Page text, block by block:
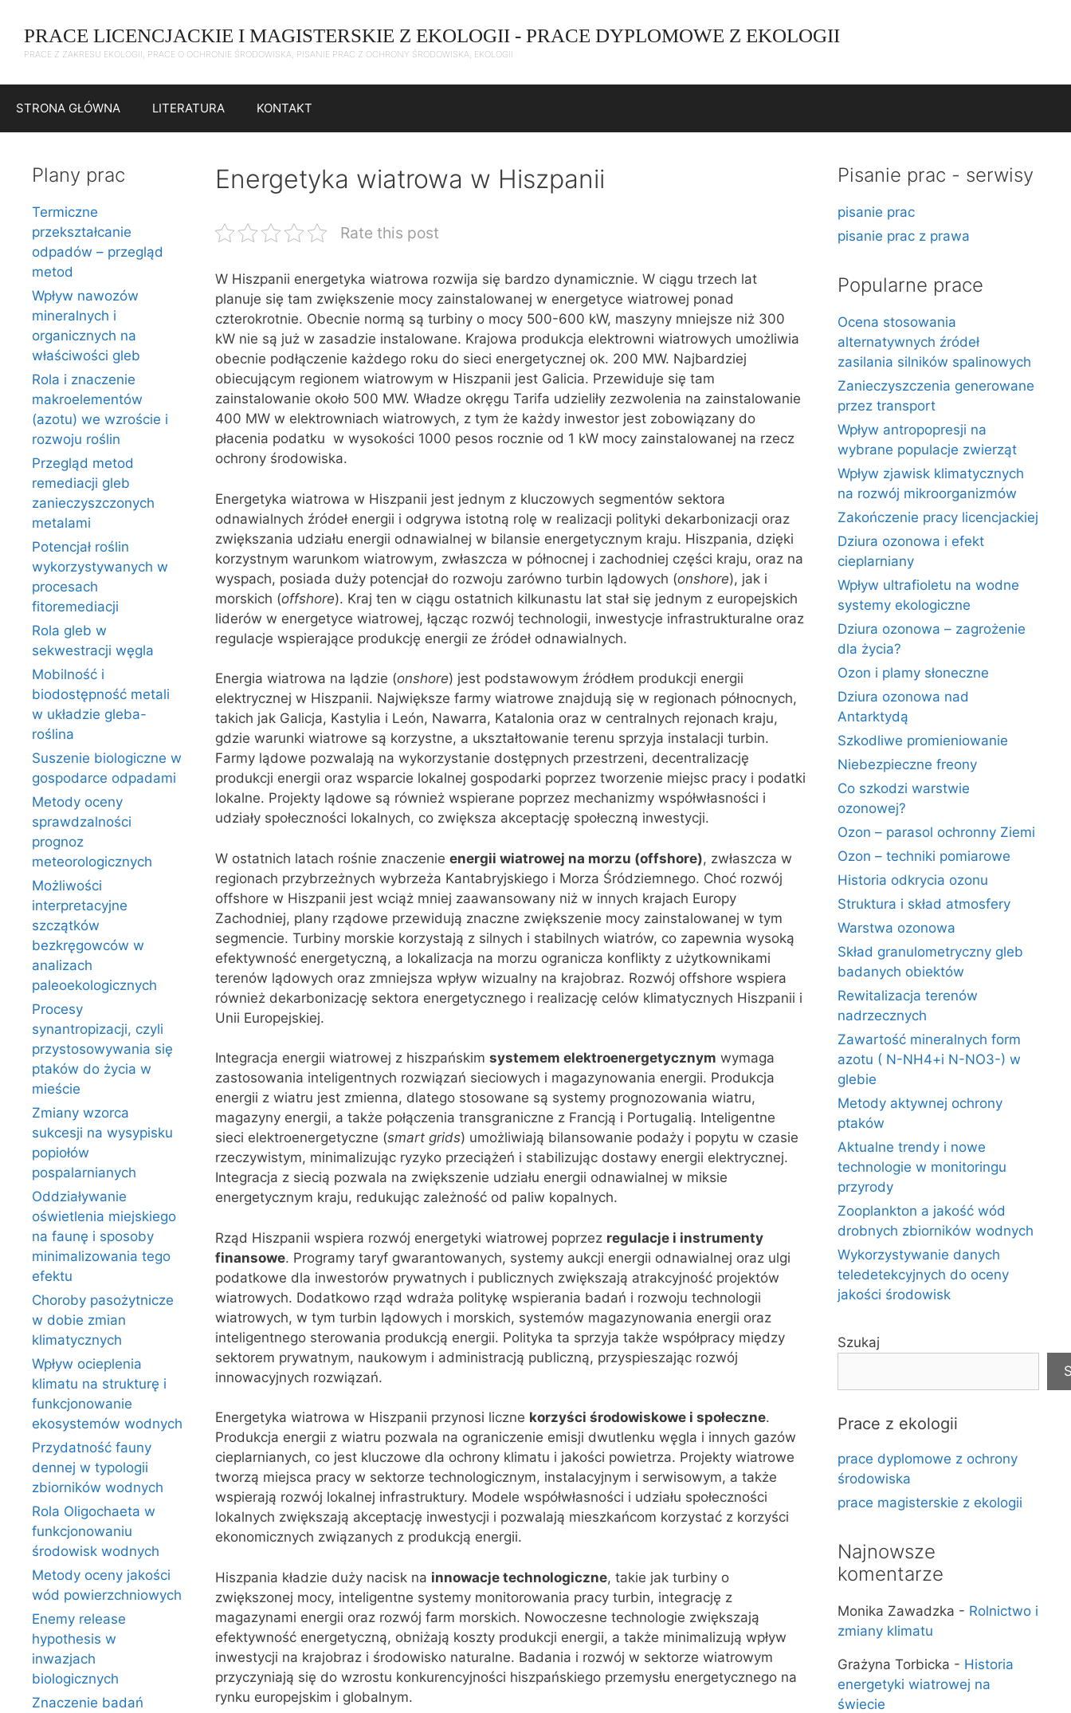
treści
PRACE LICENCJACKIE I MAGISTERSKIE Z EKOLOGII - PRACE DYPLOMOWE Z EKOLOGII
PRACE Z ZAKRESU EKOLOGII, PRACE O OCHRONIE ŚRODOWISKA, PISANIE PRAC Z OCHRONY ŚRODOWISKA, EKOLOGII
STRONA GŁÓWNA LITERATURA KONTAKT
Energetyka wiatrowa w Hiszpanii
Rate this post
W Hiszpanii energetyka wiatrowa rozwija się bardzo dynamicznie. W ciągu trzech lat
planuje się tam zwiększenie mocy zainstalowanej w energetyce wiatrowej ponad
czterokrotnie. Obecnie normą są turbiny o mocy 500-600 kW, maszyny mniejsze niż 300
kW nie są już w zasadzie instalowane. Krajowa produkcja elektrowni wiatrowych umożliwia
obecnie podłączenie każdego roku do sieci energetycznej ok. 200 MW. Najbardziej
obiecującym regionem wiatrowym w Hiszpanii jest Galicia. Przewiduje się tam
zainstalowanie około 500 MW. Władze okręgu Tarifa udzieliły zezwolenia na zainstalowanie
400 MW w elektrowniach wiatrowych, z tym że każdy inwestor jest zobowiązany do
płacenia podatku w wysokości 1000 pesos rocznie od 1 kW mocy zainstalowanej na rzecz
ochrony środowiska.
Energetyka wiatrowa w Hiszpanii jest jednym z kluczowych segmentów sektora
odnawialnych źródeł energii i odgrywa istotną rolę w realizacji polityki dekarbonizacji oraz
zwiększania udziału energii odnawialnej w bilansie energetycznym kraju. Hiszpania, dzięki
korzystnym warunkom wiatrowym, zwłaszcza w północnej i zachodniej części kraju, oraz na
wyspach, posiada duży potencjał do rozwoju zarówno turbin lądowych (onshore), jak i
morskich (offshore). Kraj ten w ciągu ostatnich kilkunastu lat stał się jednym z europejskich
liderów w energetyce wiatrowej, łącząc rozwój technologii, inwestycje infrastrukturalne oraz
regulacje wspierające produkcję energii ze źródeł odnawialnych.
Energia wiatrowa na lądzie (onshore) jest podstawowym źródłem produkcji energii
elektrycznej w Hiszpanii. Największe farmy wiatrowe znajdują się w regionach północnych,
takich jak Galicja, Kastylia i León, Nawarra, Katalonia oraz w centralnych rejonach kraju,
gdzie warunki wiatrowe są korzystne, a ukształtowanie terenu sprzyja instalacji turbin.
Farmy lądowe pozwalają na wykorzystanie dostępnych przestrzeni, decentralizację
produkcji energii oraz wsparcie lokalnej gospodarki poprzez tworzenie miejsc pracy i podatki
lokalne. Projekty lądowe są również wspierane poprzez mechanizmy współwłasności i
udziały społeczności lokalnych, co zwiększa akceptację społeczną inwestycji.
W ostatnich latach rośnie znaczenie energii wiatrowej na morzu (offshore), zwłaszcza w
regionach przybrzeżnych wybrzeża Kantabryjskiego i Morza Śródziemnego. Choć rozwój
offshore w Hiszpanii jest wciąż mniej zaawansowany niż w innych krajach Europy
Zachodniej, plany rządowe przewidują znaczne zwiększenie mocy zainstalowanej w tym
segmencie. Turbiny morskie korzystają z silnych i stabilnych wiatrów, co zapewnia wysoką
efektywność energetyczną, a lokalizacja na morzu ogranicza konflikty z użytkownikami
terenów lądowych oraz zmniejsza wpływ wizualny na krajobraz. Rozwój offshore wspiera
również dekarbonizację sektora energetycznego i realizację celów klimatycznych Hiszpanii i
Unii Europejskiej.
Integracja energii wiatrowej z hiszpańskim systemem elektroenergetycznym wymaga
zastosowania inteligentnych rozwiązań sieciowych i magazynowania energii. Produkcja
energii z wiatru jest zmienna, dlatego stosowane są systemy prognozowania wiatru,
magazyny energii, a także połączenia transgraniczne z Francją i Portugalią. Inteligentne
sieci elektroenergetyczne (smart grids) umożliwiają bilansowanie podaży i popytu w czasie
rzeczywistym, minimalizując ryzyko przeciążeń i stabilizując dostawy energii elektrycznej.
Integracja z siecią pozwala na zwiększenie udziału energii odnawialnej w miksie
energetycznym kraju, redukując zależność od paliw kopalnych.
Rząd Hiszpanii wspiera rozwój energetyki wiatrowej poprzez regulacje i instrumenty
finansowe. Programy taryf gwarantowanych, systemy aukcji energii odnawialnej oraz ulgi
podatkowe dla inwestorów prywatnych i publicznych zwiększają atrakcyjność projektów
wiatrowych. Dodatkowo rząd wdraża politykę wspierania badań i rozwoju technologii
wiatrowych, w tym turbin lądowych i morskich, systemów magazynowania energii oraz
inteligentnego sterowania produkcją energii. Polityka ta sprzyja także współpracy między
sektorem prywatnym, naukowym i administracją publiczną, przyspieszając rozwój
innowacyjnych rozwiązań.
Energetyka wiatrowa w Hiszpanii przynosi liczne korzyści środowiskowe i społeczne.
Produkcja energii z wiatru pozwala na ograniczenie emisji dwutlenku węgla i innych gazów
cieplarnianych, co jest kluczowe dla ochrony klimatu i jakości powietrza. Projekty wiatrowe
tworzą miejsca pracy w sektorze technologicznym, instalacyjnym i serwisowym, a także
wspierają rozwój lokalnej infrastruktury. Modele współwłasności i udziału społeczności
lokalnych zwiększają akceptację inwestycji i pozwalają mieszkańcom korzystać z korzyści
ekonomicznych związanych z produkcją energii.
Hiszpania kładzie duży nacisk na innowacje technologiczne, takie jak turbiny o
zwiększonej mocy, inteligentne systemy monitorowania pracy turbin, integrację z
magazynami energii oraz rozwój farm morskich. Nowoczesne technologie zwiększają
efektywność energetyczną, obniżają koszty produkcji energii, a także minimalizują wpływ
inwestycji na krajobraz i środowisko naturalne. Badania i rozwój w sektorze wiatrowym
przyczyniają się do wzrostu konkurencyjności hiszpańskiego przemysłu energetycznego na
rynku europejskim i globalnym.
Plany prac
Termiczne
przekształcanie
odpadów – przegląd
metod
Wpływ nawozów
mineralnych i
organicznych na
właściwości gleb
Rola i znaczenie
makroelementów
(azotu) we wzroście i
rozwoju roślin
Przegląd metod
remediacji gleb
zanieczyszczonych
metalami
Potencjał roślin
wykorzystywanych w
procesach
fitoremediacji
Rola gleb w
sekwestracji węgla
Mobilność i
biodostępność metali
w układzie gleba-
roślina
Suszenie biologiczne w
gospodarce odpadami
Metody oceny
sprawdzalności
prognoz
meteorologicznych
Możliwości
interpretacyjne
szczątków
bezkręgowców w
analizach
paleoekologicznych
Procesy
synantropizacji, czyli
przystosowywania się
ptaków do życia w
mieście
Zmiany wzorca
sukcesji na wysypisku
popiołów
pospalarnianych
Oddziaływanie
oświetlenia miejskiego
na faunę i sposoby
minimalizowania tego
efektu
Choroby pasożytnicze
w dobie zmian
klimatycznych
Wpływ ocieplenia
klimatu na strukturę i
funkcjonowanie
ekosystemów wodnych
Przydatność fauny
dennej w typologii
zbiorników wodnych
Rola Oligochaeta w
funkcjonowaniu
środowisk wodnych
Metody oceny jakości
wód powierzchniowych
Enemy release
hypothesis w
inwazjach
biologicznych
Znaczenie badań
Pisanie prac - serwisy
pisanie prac
pisanie prac z prawa
Popularne prace
Ocena stosowania
alternatywnych źródeł
zasilania silników spalinowych
Zanieczyszczenia generowane
przez transport
Wpływ antropopresji na
wybrane populacje zwierząt
Wpływ zjawisk klimatycznych
na rozwój mikroorganizmów
Zakończenie pracy licencjackiej
Dziura ozonowa i efekt
cieplarniany
Wpływ ultrafioletu na wodne
systemy ekologiczne
Dziura ozonowa – zagrożenie
dla życia?
Ozon i plamy słoneczne
Dziura ozonowa nad
Antarktydą
Szkodliwe promieniowanie
Niebezpieczne freony
Co szkodzi warstwie
ozonowej?
Ozon – parasol ochronny Ziemi
Ozon – techniki pomiarowe
Historia odkrycia ozonu
Struktura i skład atmosfery
Warstwa ozonowa
Skład granulometryczny gleb
badanych obiektów
Rewitalizacja terenów
nadrzecznych
Zawartość mineralnych form
azotu ( N-NH4+i N-NO3-) w
glebie
Metody aktywnej ochrony
ptaków
Aktualne trendy i nowe
technologie w monitoringu
przyrody
Zooplankton a jakość wód
drobnych zbiorników wodnych
Wykorzystywanie danych
teledetekcyjnych do oceny
jakości środowisk
Szukaj
Prace z ekologii
prace dyplomowe z ochrony
środowiska
prace magisterskie z ekologii
Najnowsze
komentarze
Monika Zawadzka - Rolnictwo i
zmiany klimatu
Grażyna Torbicka - Historia
energetyki wiatrowej na
świecie